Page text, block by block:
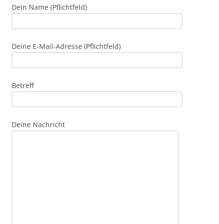
Dein Name (Pflichtfeld)
Deine E-Mail-Adresse (Pflichtfeld)
Betreff
Deine Nachricht